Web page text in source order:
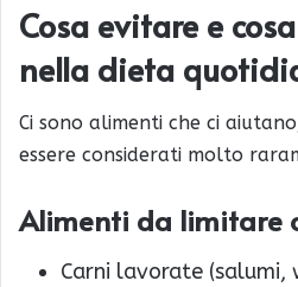
Cosa evitare e
nella dieta
Ci sono alimenti che ci
essere considerati molto
Alimenti da limitare
Carni lavorate (salumi,